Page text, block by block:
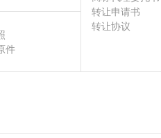
转让申请书
转让协议
件